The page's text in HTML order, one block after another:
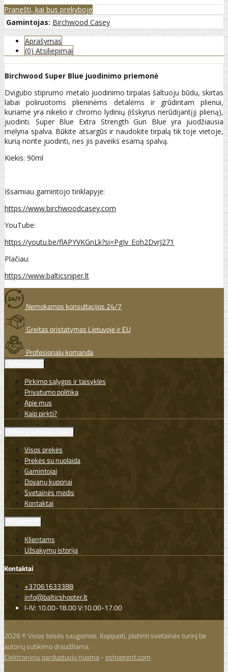
Pranešti, kai bus prekyboje
Gamintojas: Birchwood Casey
Aprašymas
(0) Atsiliepimai
Birchwood Super Blue juodinimo priemonė
Dvigubo stiprumo metalo juodinimo tirpalas šaltuoju būdu, skirtas
labai poliruotoms plieninėms detalėms ir grūdintam plienui,
kuriame yra nikelio ir chromo lydinių (išskyrus nerūdijantįjį plieną),
juodinti. Super Blue Extra Strength Gun Blue yra juodžiausia
mėlyna spalva. Būkite atsargūs ir naudokite tirpalą tik toje vietoje,
kurią norite juodinti, nes jis paveiks esamą spalvą.
Kiekis: 90ml
Išsamiau gamintojo tinklapyje:
https://www.birchwoodcasey.com
YouTube:
https://youtu.be/flAPYVKGnLk?si=PgIv_Eoh2DvrJ271
Plačiau:
https://www.balticsniper.lt
Nemokamos konsultacijos 24/7
Greitas pristatymas Lietuvoje ir EU
Profesionalų komanda
Pirkimo sąlygos ir taisyklės
Privatumo politika
Apie mus
Kaip pirkti?
Visos prekės
Prekės su nuolaida
Gamintojai
Dovanų kuponai
Svetainės medis
Kontaktai
Klientams
Užsakymų istorija
Kontaktai
+37061633388
info@balticshooter.lt
I-IV: 10.00-18.00 V:10.00-17.00
2026 © Visos teisės saugomos. Kopijuoti, platinti svetainės turinį be
autorių sutikimo draudžiama.
Elektroninių parduotuvių nuoma-eshoprent.com